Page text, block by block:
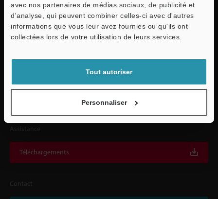
avec nos partenaires de médias sociaux, de publicité et
d'analyse, qui peuvent combiner celles-ci avec d'autres
informations que vous leur avez fournies ou qu'ils ont
collectées lors de votre utilisation de leurs services.
Tout autoriser
Personnaliser
Livraison rapide et assistance
KEYENCE assiste ses clients de la sélection du modèle à son exploitation sur la
l'offre d'un service après-vente performant.
Téléchargements
Contact
Service / SAV